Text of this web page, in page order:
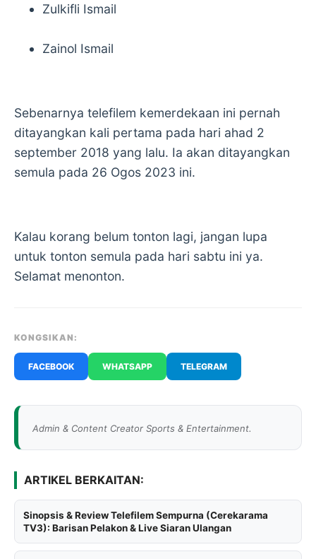
Zulkifli Ismail
Zainol Ismail
Sebenarnya telefilem kemerdekaan ini pernah
ditayangkan kali pertama pada hari ahad 2
september 2018 yang lalu. Ia akan ditayangkan
semula pada 26 Ogos 2023 ini.
Kalau korang belum tonton lagi, jangan lupa
untuk tonton semula pada hari sabtu ini ya.
Selamat menonton.
KONGSIKAN:
FACEBOOK WHATSAPP TELEGRAM
Admin & Content Creator Sports & Entertainment.
ARTIKEL BERKAITAN:
Sinopsis & Review Telefilem Sempurna (Cerekarama
TV3): Barisan Pelakon & Live Siaran Ulangan